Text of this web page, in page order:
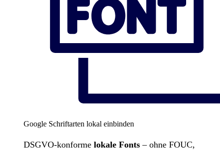
Google Schriftarten lokal einbinden
DSGVO-konforme lokale Fonts – ohne FOUC,